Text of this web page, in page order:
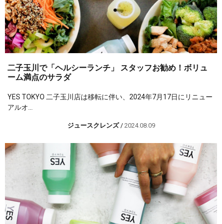
二子玉川で「ヘルシーランチ」 スタッフお勧め！ボリュ
ーム満点のサラダ
YES TOKYO 二子玉川店は移転に伴い、2024年7月17日にリニュー
アルオ...
ジュースクレンズ/ 2024.08.09